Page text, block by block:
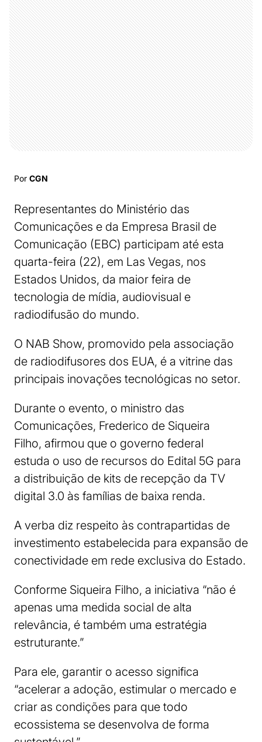
Por CGN
Representantes do Ministério das
Comunicações e da Empresa Brasil de
Comunicação (EBC) participam até esta
quarta-feira (22), em Las Vegas, nos
Estados Unidos, da maior feira de
tecnologia de mídia, audiovisual e
radiodifusão do mundo.
O NAB Show, promovido pela associação
de radiodifusores dos EUA, é a vitrine das
principais inovações tecnológicas no setor.
Durante o evento, o ministro das
Comunicações, Frederico de Siqueira
Filho, afirmou que o governo federal
estuda o uso de recursos do Edital 5G para
a distribuição de kits de recepção da TV
digital 3.0 às famílias de baixa renda.
A verba diz respeito às contrapartidas de
investimento estabelecida para expansão de
conectividade em rede exclusiva do Estado.
Conforme Siqueira Filho, a iniciativa “não é
apenas uma medida social de alta
relevância, é também uma estratégia
estruturante.”
Para ele, garantir o acesso significa
“acelerar a adoção, estimular o mercado e
criar as condições para que todo
ecossistema se desenvolva de forma